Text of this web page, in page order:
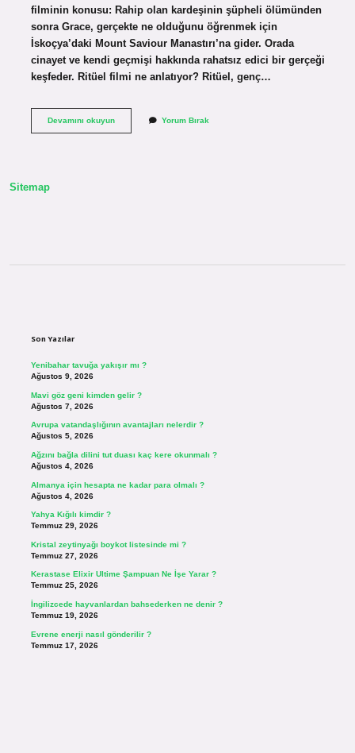
filminin konusu: Rahip olan kardeşinin şüpheli ölümünden
sonra Grace, gerçekte ne olduğunu öğrenmek için
İskoçya’daki Mount Saviour Manastırı’na gider. Orada
cinayet ve kendi geçmişi hakkında rahatsız edici bir gerçeği
keşfeder. Ritüel filmi ne anlatıyor? Ritüel, genç…
Devamını okuyunMidsommar Yorum Bırak
Sitemap
Son Yazılar
Yenibahar tavuğa yakışır mı ?
Ağustos 9, 2026
Mavi göz geni kimden gelir ?
Ağustos 7, 2026
Avrupa vatandaşlığının avantajları nelerdir ?
Ağustos 5, 2026
Ağzını bağla dilini tut duası kaç kere okunmalı ?
Ağustos 4, 2026
Almanya için hesapta ne kadar para olmalı ?
Ağustos 4, 2026
Yahya Kığılı kimdir ?
Temmuz 29, 2026
Kristal zeytinyağı boykot listesinde mi ?
Temmuz 27, 2026
Kerastase Elixir Ultime Şampuan Ne İşe Yarar ?
Temmuz 25, 2026
İngilizcede hayvanlardan bahsederken ne denir ?
Temmuz 19, 2026
Evrene enerji nasıl gönderilir ?
Temmuz 17, 2026